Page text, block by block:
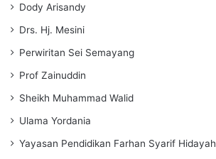
Dody Arisandy
Drs. Hj. Mesini
Perwiritan Sei Semayang
Prof Zainuddin
Sheikh Muhammad Walid
Ulama Yordania
Yayasan Pendidikan Farhan Syarif Hidayah